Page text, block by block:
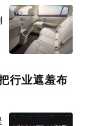
行业遮羞布